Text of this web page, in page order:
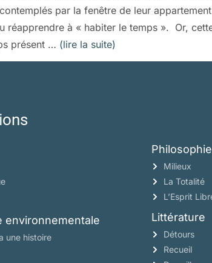
par la fenêtre de leur
réapprendre à « habiter le temps ». Or,
présent … (lire la suite)
environnementale
une histoire
Philosophie
Milieux
La Totalité
L’Esprit
Littérature
Détours
Recueil